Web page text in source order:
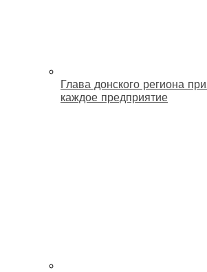
Глава донского региона
каждое предприятие